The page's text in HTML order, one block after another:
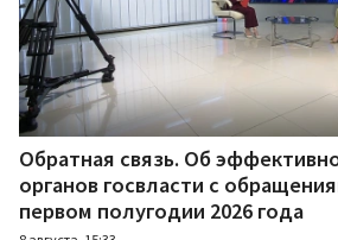
Обратная связь. Об
органов госвласти с
первом полугодии 2026 года